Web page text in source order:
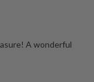
A wonderful